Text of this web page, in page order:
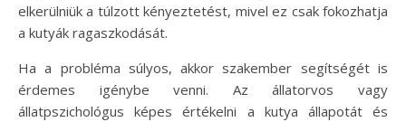
elkerülniük a túlzott kényeztetést, mivel ez csak fokozhatja
a kutyák ragaszkodását.
Ha a probléma súlyos, akkor szakember segítségét is
érdemes igénybe venni. Az állatorvos vagy
állatpszichológus képes értékelni a kutya állapotát és